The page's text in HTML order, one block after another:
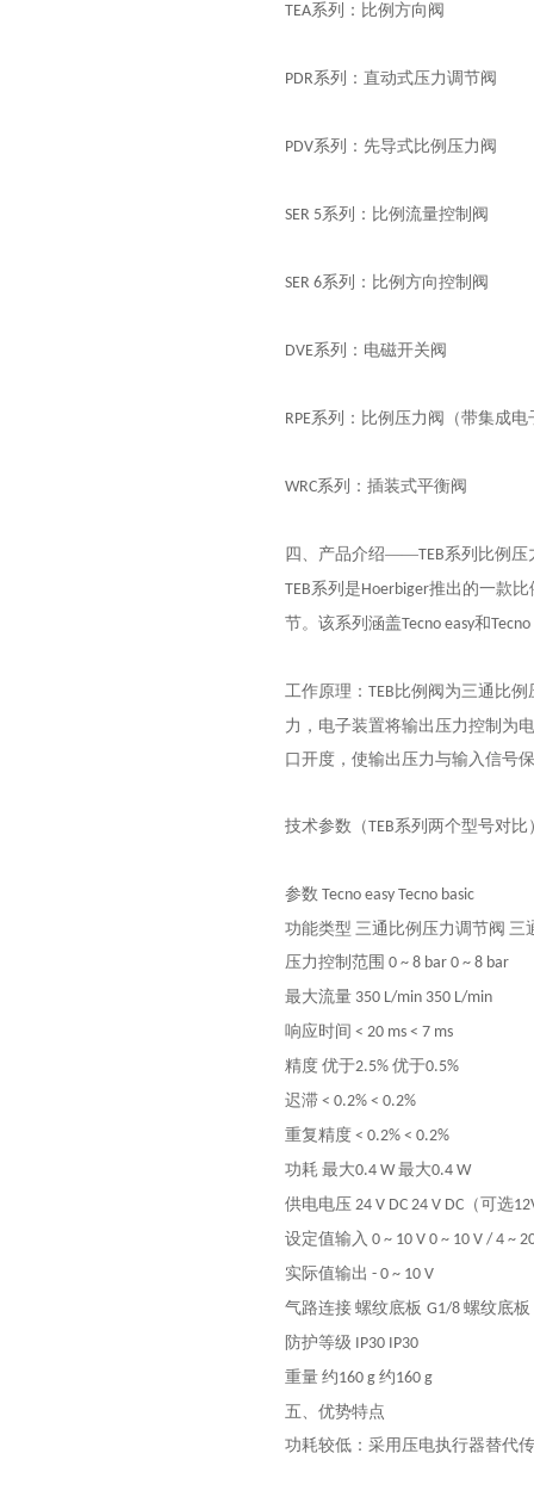
TEA系列：比例方向阀
PDR系列：直动式压力调节阀
PDV系列：先导式比例压力阀
SER 5系列：比例流量控制阀
SER 6系列：比例方向控制阀
DVE系列：电磁开关阀
RPE系列：比例压力阀（带集成电
WRC系列：插装式平衡阀
四、产品介绍——TEB系列比例压
TEB系列是Hoerbiger推出的一款
节。该系列涵盖Tecno easy和Tecno
工作原理： TEB 比例阀为三通比
力，电子装置将输出压力控制为
口开度，使输出压力与输入信号
技术参数（TEB系列两个型号对比
参数 Tecno easy Tecno basic
功能类型 三通比例压力调节阀 三
压力控制范围 0 ~ 8 bar 0 ~ 8 bar
最大流量 350 L/min 350 L/min
响应时间 < 20 ms < 7 ms
精度 优于2.5% 优于0.5%
迟滞 < 0.2% < 0.2%
重复精度 < 0.2% < 0.2%
功耗 最大0.4 W 最大0.4 W
供电电压 24 V DC 24 V DC （可选
设定值输入 0 ~ 10 V 0 ~ 10 V / 4 ~
实际值输出 - 0 ~ 10 V
气路连接 螺纹底板 G1/8 螺纹底板
防护等级 IP30 IP30
重量 约160 g 约160 g
五、优势特点
功耗较低：采用压电执行器替代